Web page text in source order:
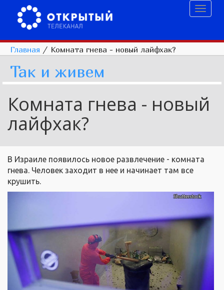
Главная / Комната гнева - новый лайфхак?
Так и живем
Комната гнева - новый
лайфхак?
В Израиле появилось новое развлечение - комната
гнева. Человек заходит в нее и начинает там все
крушить.